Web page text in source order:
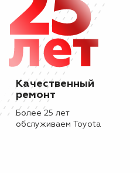
Качественный
ремонт
Более 25 лет
обслуживаем Toyota